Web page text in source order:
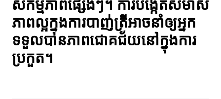
សកម្មភាពផ្សេងៗ។ ការបង្កើតសមាស
ភាពល្អក្នុងការបាញ់ត្រីអាចនាំឲ្យអ្នក
ទទួលបានភាពជោគជ័យនៅក្នុងការ
ប្រកួត។